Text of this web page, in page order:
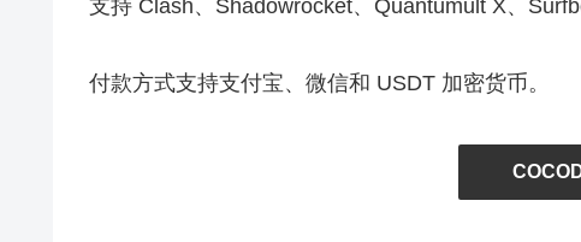
支持 Clash、Shadowrocket、Quantumult X、
付款方式支持支付宝、微信和 USDT 加密货币。